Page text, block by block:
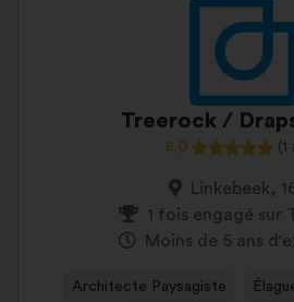
Treerock /
5,0 (1
Linkebeek,
1 fois engagé sur
Moins de 5 ans
Architecte Paysagiste